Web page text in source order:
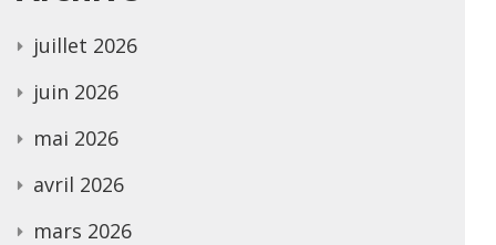
juillet 2026
juin 2026
mai 2026
avril 2026
mars 2026